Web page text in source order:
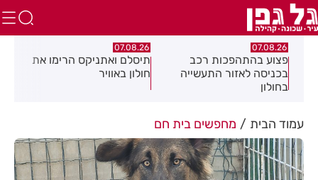
07.08.26
פצוע בהתהפכות רכב
בכניסה לאזור התעשייה
בחולון
07.08.26
תיסלם ואתניקס הרימו את
חולון באוויר
עמוד הבית מחפשים בית חם